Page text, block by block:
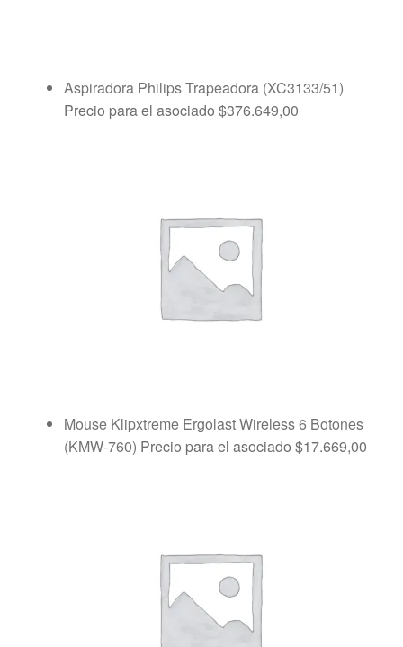
Aspiradora Philips Trapeadora (XC3133/51)
Precio para el asociado $376.649,00
Mouse Klipxtreme Ergolast Wireless 6 Botones
(KMW-760) Precio para el asociado $17.669,00